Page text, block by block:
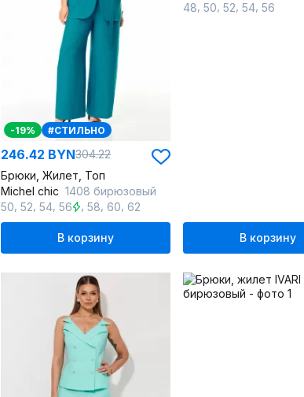
-19% #СТИЛЬНО
246.42 BYN304.22
Брюки, Жилет, Топ
Michel chic 1408 бирюзовый
50 52 54 56 ,58 60 62
В корзину
48 50 52 54 56
В корзину